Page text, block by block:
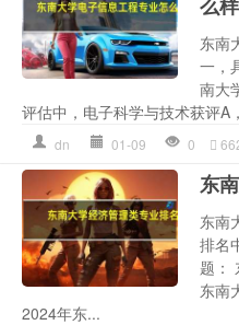
东南
一，
南大
评估中，电子科学与技术获评A
dn 01-09 0
东
东南
排名
题：
东南
2024年东...